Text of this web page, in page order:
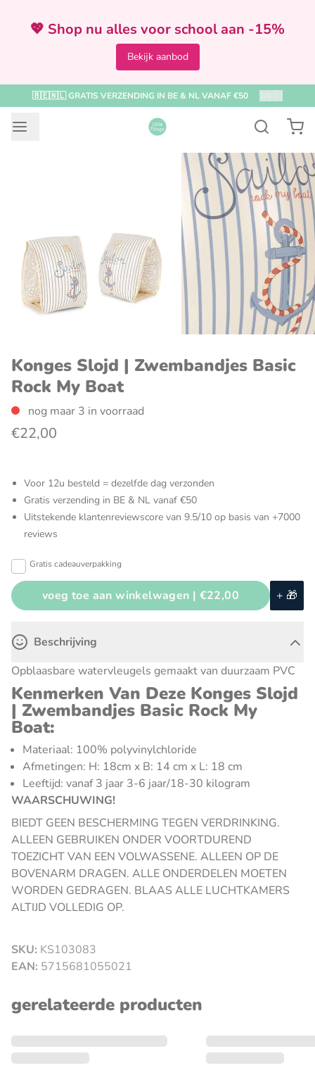
💖 Shop nu alles voor school aan -15%
Bekijk aanbod
🇧🇪🇳🇱 GRATIS VERZENDING IN BE & NL VANAF €50
Konges Slojd | Zwembandjes Basic
Rock My Boat
nog maar 3 in voorraad
€22,00
Voor 12u besteld = dezelfde dag verzonden
Gratis verzending in BE & NL vanaf €50
Uitstekende klantenreviewscore van 9.5/10 op basis van +7000
reviews
Gratis cadeauverpakking
voeg toe aan winkelwagen | €22,00 + 🎁
Beschrijving
Opblaasbare watervleugels gemaakt van duurzaam PVC
Kenmerken Van Deze Konges Slojd
| Zwembandjes Basic Rock My
Boat:
Materiaal: 100% polyvinylchloride
Afmetingen: H: 18cm x B: 14 cm x L: 18 cm
Leeftijd: vanaf 3 jaar 3-6 jaar/18-30 kilogram
WAARSCHUWING!
BIEDT GEEN BESCHERMING TEGEN VERDRINKING.
ALLEEN GEBRUIKEN ONDER VOORTDUREND
TOEZICHT VAN EEN VOLWASSENE. ALLEEN OP DE
BOVENARM DRAGEN. ALLE ONDERDELEN MOETEN
WORDEN GEDRAGEN. BLAAS ALLE LUCHTKAMERS
ALTIJD VOLLEDIG OP.
SKU: KS103083
EAN: 5715681055021
gerelateerde producten